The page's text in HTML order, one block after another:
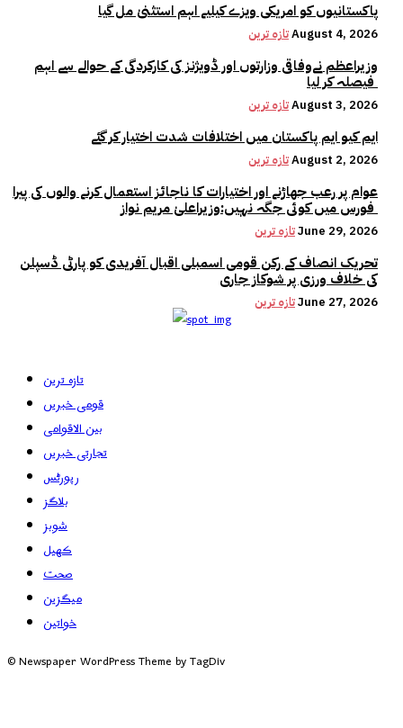
پاکستانیوں کو امریکی ویزے کیلیے اہم استثنیٰ مل گیا
تازہ ترینAugust 4, 2026
وزیراعظم نےوفاقی وزارتوں اور ڈویژنز کی کارکردگی کے حوالے سے اہم
تازہ ترینAugust 3, 2026
ایم کیو ایم پاکستان میں اختلافات شدت اختیار کر گئے
تازہ ترینAugust 2, 2026
عوام پر رعب جھاڑنے اور اختیارات کا ناجائز استعمال کرنے والوں کی پیرا
تازہ ترینJune 29, 2026
تحریک انصاف کے رکن قومی اسمبلی اقبال آفریدی کو پارٹی ڈسپلن
کی خلاف ورزی پر شوکاز جاری
تازہ ترینJune 27, 2026
تازہ ترین
قومی خبریں
بین الاقوامی
تجارتی خبریں
رپورٹس
بلاگز
شوبز
کھیل
صحت
میگزین
خواتین
© Newspaper WordPress Theme by TagDiv